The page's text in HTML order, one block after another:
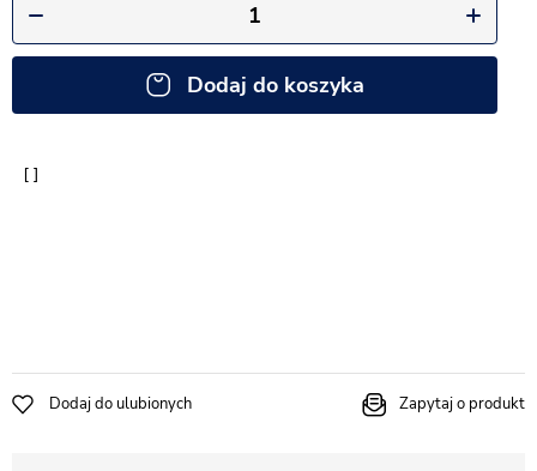
Dodaj do koszyka
Dodaj do ulubionych Zapytaj o produkt